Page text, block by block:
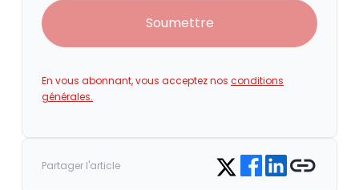
Soumettre
En vous abonnant, vous acceptez nos conditions
générales.
Partager l'article Share on Twitter
Share on Facebook
Share on LinkedIn
Copy link